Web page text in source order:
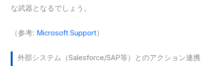
な武器となるでしょう。
（参考: Microsoft Support）
外部システム（Salesforce/SAP等）とのアクション連携